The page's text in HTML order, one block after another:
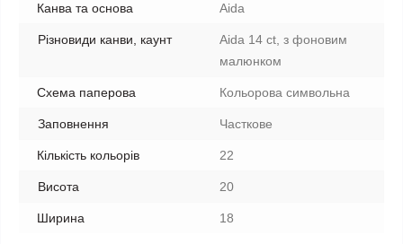
Канва та основа Aida
Різновиди канви, каунт
Aida 14 ct, з фоновим
малюнком
Схема паперова Кольорова символьна
Заповнення Часткове
Кількість кольорів 22
Висота 20
Ширина 18